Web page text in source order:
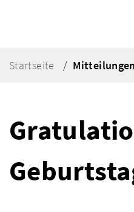
Startseite Mitteilungen